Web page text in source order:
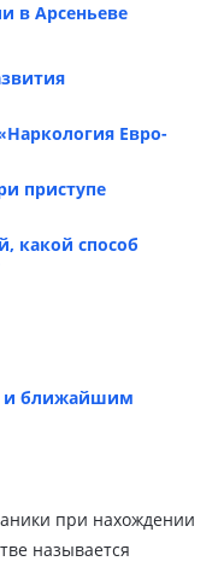
в Арсеньеве
Евро-
приступе
какой способ
и ближайшим
при нахождении
называется